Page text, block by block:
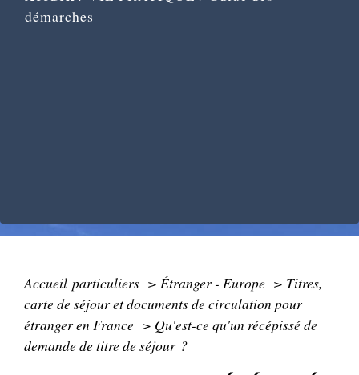
démarches
Accueil particuliers > Étranger - Europe > Titres,
carte de séjour et documents de circulation pour
étranger en France > Qu'est-ce qu'un récépissé de
demande de titre de séjour ?